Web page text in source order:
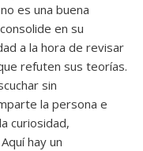
es una buena
en su
a la hora de revisar
refuten sus teorías.
sin
la persona e
curiosidad,
hay un